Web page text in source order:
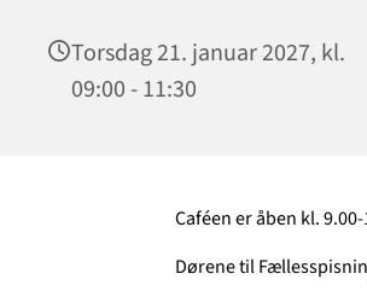
Torsdag 21. januar 2027, kl.
09:00 - 11:30
Caféen er åben kl.
Dørene til